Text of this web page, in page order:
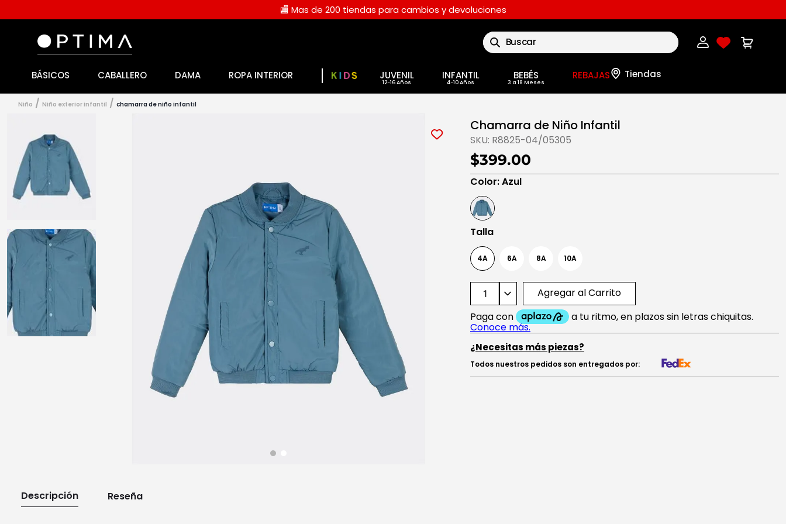
🏬 Mas de 200 tiendas para cambios y devoluciones
Buscar
BÁSICOS CABALLERO DAMA ROPA INTERIOR JUVENIL INFANTIL BEBÉS REBAJAS
niño niño exterior infantil chamarra de niño infantil
Chamarra de Niño Infantil
SKU: R8825-04/05305
$399.00
Color:Azul
Talla
4A 6A 8A 10A
Agregar al Carrito
¿Necesitas más piezas?
Todos nuestros pedidos son entregados por:
Descripción Reseña
licencia
playeras caballero
spiderman
sudaderas
6.
pantalones
9.
playera polo
10
playera manga larga